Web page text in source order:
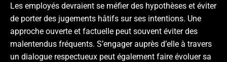
Les employés devraient se méfier des hypothèses et éviter
de porter des jugements hâtifs sur ses intentions. Une
approche ouverte et factuelle peut souvent éviter des
malentendus fréquents. S’engager auprès d’elle à travers
un dialogue respectueux peut également faire évoluer sa